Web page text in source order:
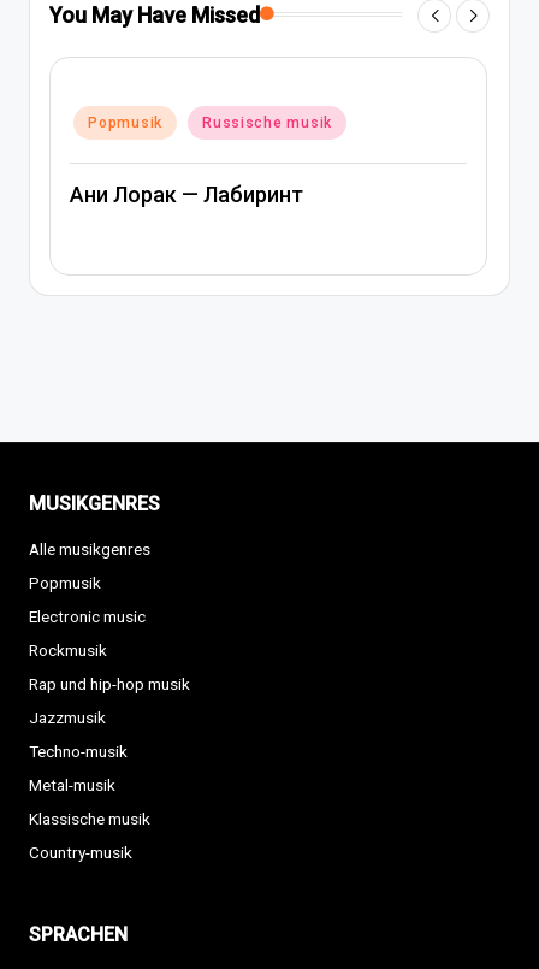
You May Have Missed
in
Popmusik Rap und hip-hop musik
Russische musik
Артем Качер Ани Лорак –
MUSIKGENRES
Alle musikgenres
Popmusik
Electronic music
Rockmusik
Rap und hip-hop musik
Jazzmusik
Techno-musik
Metal-musik
Klassische musik
Country-musik
SPRACHEN